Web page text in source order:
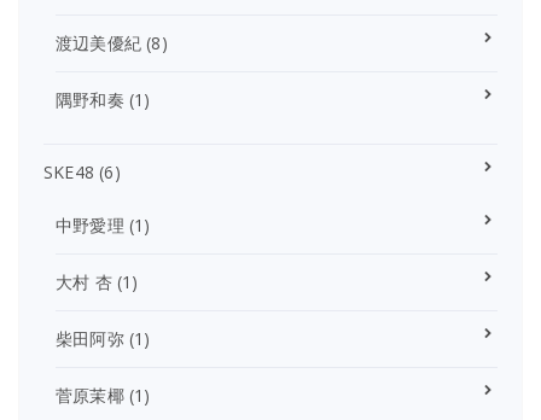
渡辺美優紀 (8)
隅野和奏 (1)
SKE48 (6)
中野愛理 (1)
大村 杏(1)
柴田阿弥(1)
菅原茉椰(1)